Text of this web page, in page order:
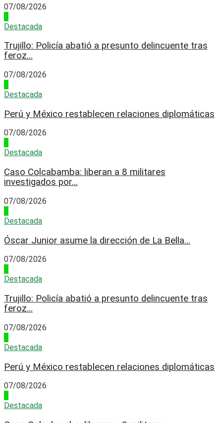
07/08/2026
Destacada
Trujillo: Policía abatió a presunto delincuente tras
feroz...
07/08/2026
Destacada
Perú y México restablecen relaciones diplomáticas
07/08/2026
Destacada
Caso Colcabamba: liberan a 8 militares
investigados por...
07/08/2026
Destacada
Óscar Junior asume la dirección de La Bella...
07/08/2026
Destacada
Trujillo: Policía abatió a presunto delincuente tras
feroz...
07/08/2026
Destacada
Perú y México restablecen relaciones diplomáticas
07/08/2026
Destacada